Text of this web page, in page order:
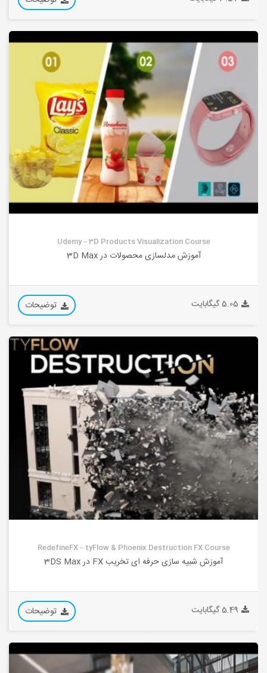
Udemy – 3D Products Visualization Course
آموزش مدلسازی محصولات در 3D Max
5.05 گیگابایت توضیحات
RedefineFX – tyFlow & Phoenix Destruction FX Course
آموزش شبیه سازی حرفه ای تخریب FX در 3DS Max
5.49 گیگابایت توضیحات